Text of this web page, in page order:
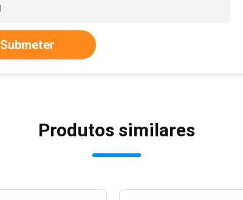
Submeter
Produtos similares